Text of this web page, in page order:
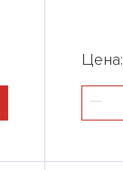
Цена: